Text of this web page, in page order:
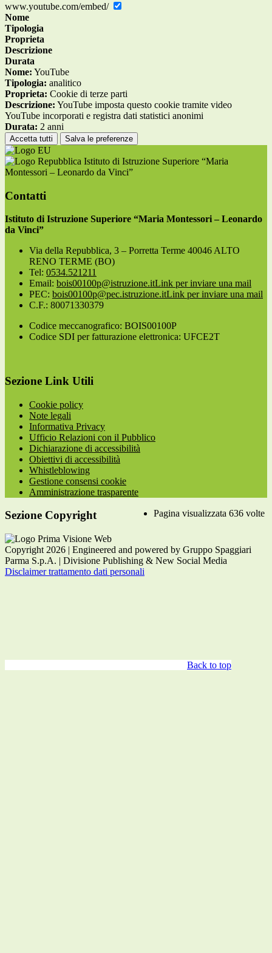
www.youtube.com/embed/
Nome
Tipologia
Proprieta
Descrizione
Durata
Nome: YouTube
Tipologia: analitico
Proprieta: Cookie di terze parti
Descrizione: YouTube imposta questo cookie tramite video
YouTube incorporati e registra dati statistici anonimi
Durata: 2 anni
Accetta tutti Salva le preferenze
Istituto di Istruzione Superiore “Maria
Montessori – Leonardo da Vinci”
Contatti
Istituto di Istruzione Superiore “Maria Montessori – Leonardo
da Vinci”
Via della Repubblica, 3 – Porretta Terme 40046 ALTO
RENO TERME (BO)
Tel: 0534.521211
Email: bois00100p@istruzione.itLink per inviare una mail
PEC: bois00100p@pec.istruzione.itLink per inviare una mail
C.F.: 80071330379
Codice meccanografico: BOIS00100P
Codice SDI per fatturazione elettronica: UFCE2T
Sezione Link Utili
Cookie policy
Note legali
Informativa Privacy
Ufficio Relazioni con il Pubblico
Dichiarazione di accessibilità
Obiettivi di accessibilità
Whistleblowing
Gestione consensi cookie
Amministrazione trasparente
Pagina visualizzata636 volte
Sezione Copyright
Copyright 2026 | Engineered and powered by Gruppo Spaggiari
Parma S.p.A. | Divisione Publishing & New Social Media
Disclaimer trattamento dati personali
Back to top